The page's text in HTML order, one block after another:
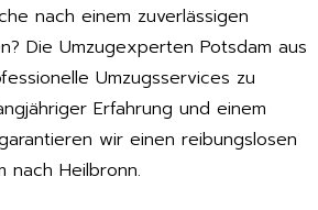
nach einem zuverlässigen
Die Umzugexperten Potsdam aus
Umzugsservices zu
Erfahrung und einem
wir einen reibungslosen
nach Heilbronn.